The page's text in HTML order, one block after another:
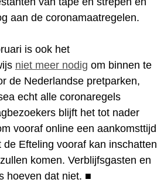
aan de coronamaatregelen.
is ook het
niet meer nodig om binnen te
de Nederlandse pretparken,
echt alle coronaregels
blijft het tot nader
vooraf online een aankomsttijd
Efteling vooraf kan inschatten
komen. Verblijfsgasten en
hoeven dat niet. ■